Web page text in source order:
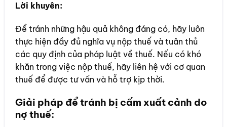
Lời khuyên:
Để tránh những hậu quả không đáng có, hãy luôn
thực hiện đầy đủ nghĩa vụ nộp thuế và tuân thủ
các quy định của pháp luật về thuế. Nếu có khó
khăn trong việc nộp thuế, hãy liên hệ với cơ quan
thuế để được tư vấn và hỗ trợ kịp thời.
Giải pháp để tránh bị cấm xuất cảnh do
nợ thuế: